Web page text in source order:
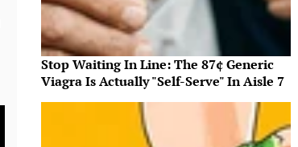
Stop Waiting In Line: The 87¢ Generic
Viagra Is Actually "Self-Serve" In Aisle 7